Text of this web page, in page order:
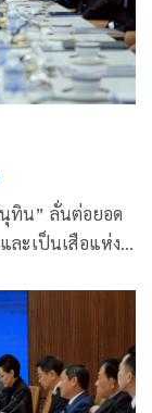
ทิน” ลั่นต่อยอด
ละเป็นเสือแห่ง